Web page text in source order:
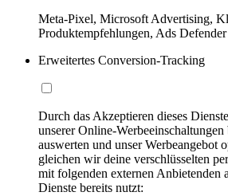
Meta-Pixel, Microsoft Advertising,
Produktempfehlungen, Ads Defender
Erweitertes Conversion-Tracking
Durch das Akzeptieren dieses
unserer Online-Werbeeinschaltungen
auswerten und unser Werbeangebot
gleichen wir deine verschlüsselten
mit folgenden externen Anbietenden
Dienste bereits nutzt: